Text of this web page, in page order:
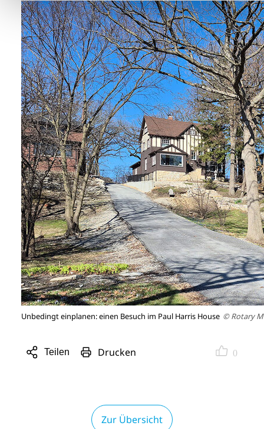
Unbedingt einplanen: einen Besuch im Paul Harris House © Rotary
Teilen
Sharing
Drucken 0
Zur Übersicht